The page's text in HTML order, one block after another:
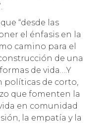
“desde las
el énfasis en la
camino para el
de una
de vida….Y
políticas de corto,
que fomenten la
en comunidad
la empatía y la